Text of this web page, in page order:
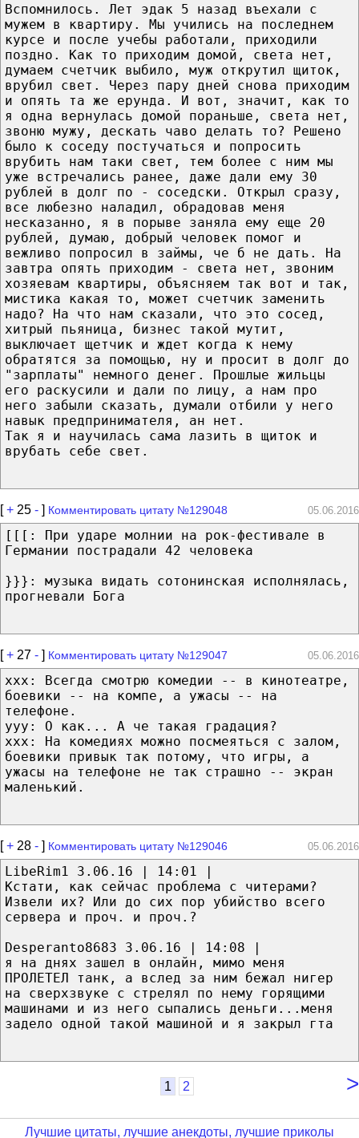
Вспомнилось. Лет эдак 5 назад въехали с
мужем в квартиру. Мы учились на последнем
курсе и после учебы работали, приходили
поздно. Как то приходим домой, света нет,
думаем счетчик выбило, муж открутил щиток,
врубил свет. Через пару дней снова приходим
и опять та же ерунда. И вот, значит, как то
я одна вернулась домой пораньше, света нет,
звоню мужу, дескать чаво делать то? Решено
было к соседу постучаться и попросить
врубить нам таки свет, тем более с ним мы
уже встречались ранее, даже дали ему 30
рублей в долг по - соседски. Открыл сразу,
все любезно наладил, обрадовав меня
несказанно, я в порыве заняла ему еще 20
рублей, думаю, добрый человек помог и
вежливо попросил в займы, че б не дать. На
завтра опять приходим - света нет, звоним
хозяевам квартиры, объясняем так вот и так,
мистика какая то, может счетчик заменить
надо? На что нам сказали, что это сосед,
хитрый пьяница, бизнес такой мутит,
выключает щетчик и ждет когда к нему
обратятся за помощью, ну и просит в долг до
"зарплаты" немного денег. Прошлые жильцы
его раскусили и дали по лицу, а нам про
него забыли сказать, думали отбили у него
навык предпринимателя, ан нет.
Так я и научилась сама лазить в щиток и
врубать себе свет.
[+ 25 - ] Комментировать цитату №129048 05.06.2016
[[[: При ударе молнии на рок-фестивале в
Германии пострадали 42 человека
}}}: музыка видать сотонинская исполнялась,
прогневали Бога
[+ 27 - ] Комментировать цитату №129047 05.06.2016
xxx: Всегда смотрю комедии -- в кинотеатре,
боевики -- на компе, а ужасы -- на
телефоне.
yyy: О как... А че такая градация?
xxx: На комедиях можно посмеяться с залом,
боевики привык так потому, что игры, а
ужасы на телефоне не так страшно -- экран
маленький.
[+ 28 - ] Комментировать цитату №129046 05.06.2016
LibeRim1 3.06.16 | 14:01 |
Кстати, как сейчас проблема с читерами?
Извели их? Или до сих пор убийство всего
сервера и проч. и проч.?
Desperanto8683 3.06.16 | 14:08 |
я на днях зашел в онлайн, мимо меня
ПРОЛЕТЕЛ танк, а вслед за ним бежал нигер
на сверхзвуке с стрелял по нему горящими
машинами и из него сыпались деньги...меня
задело одной такой машиной и я закрыл гта
>
1 2
Лучшие цитаты, лучшие анекдоты, лучшие приколы